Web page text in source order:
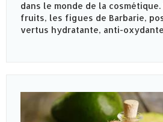
dans le monde de la
fruits, les figues de Barbarie,
vertus hydratante, anti-